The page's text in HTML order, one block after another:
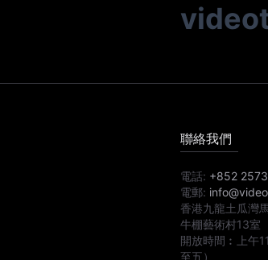
聯絡我們
電話: +852
電郵:
香港九龍土瓜灣
牛棚藝術村13室
開放時間︰
上午
至五）